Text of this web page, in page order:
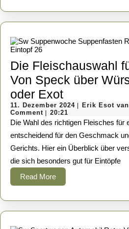
Die Fleischauswahl
Von Speck über
oder ExotDie
für
Eintöpfe.
Von
Speck
bis
11. Dezember 202411.
2024
Erik Esot
Comment
20:21
Die Wahl des richtigen Fleisches für einen Eintopf ist
entscheidend für den Geschmack
Gerichts. Hier ein Überblick über
die sich besonders gut für Eintöpfe
Read MoreRead
More